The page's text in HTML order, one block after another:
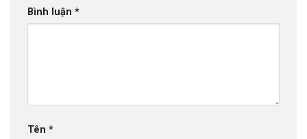
Bình luận *
Tên *